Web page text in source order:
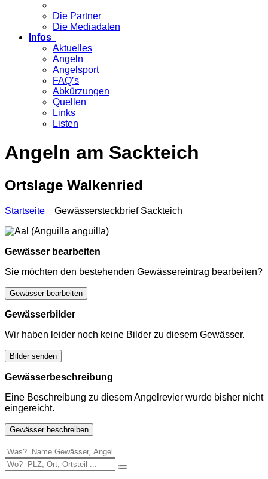
Die Partner
Die Mediadaten
Infos
Aktuelles
Angeln
Angelsport
FAQ’s
Abkürzungen
Quellen
Links
Listen
Angeln am Sackteich
Ortslage Walkenried
Startseite Gewässersteckbrief Sackteich
Gewässer bearbeiten
Sie möchten den bestehenden Gewässereintrag bearbeiten?
Gewässer bearbeiten
Gewässerbilder
Wir haben leider noch keine Bilder zu diesem Gewässer.
Bilder senden
Gewässerbeschreibung
Eine Beschreibung zu diesem Angelrevier wurde bisher nicht
eingereicht.
Gewässer beschreiben